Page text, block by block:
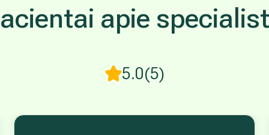
apie
5.0(5)